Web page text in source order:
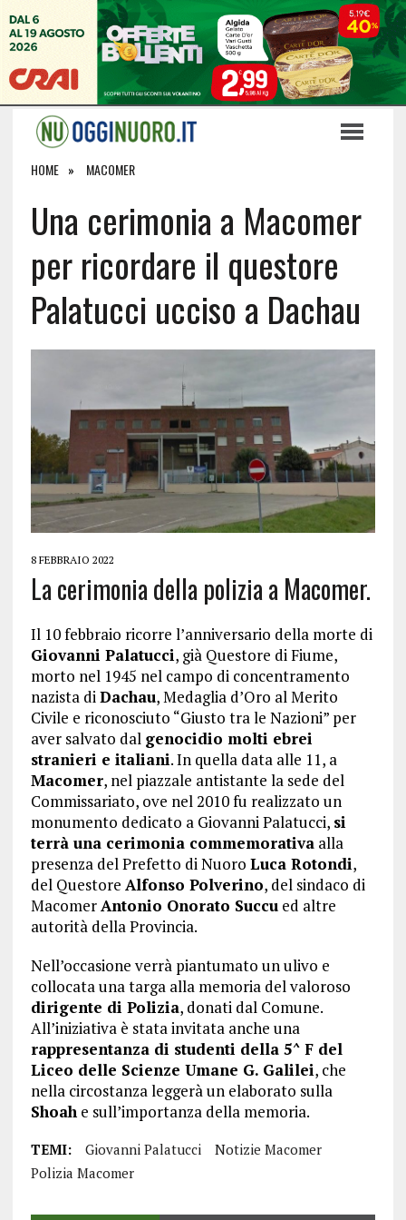
HOME MACOMER
Una cerimonia a Macomer
per ricordare il questore
Palatucci ucciso a Dachau
8 FEBBRAIO 2022
La cerimonia della polizia a Macomer.
Il 10 febbraio ricorre l’anniversario della morte di
Giovanni Palatucci, già Questore di Fiume,
morto nel 1945 nel campo di concentramento
nazista diDachau, Medaglia d’Oro al Merito
Civile e riconosciuto “Giusto tra le Nazioni” per
aver salvato dal genocidio molti ebrei
stranieri e italiani. In quella data alle 11, a
Macomer, nel piazzale antistante la sede del
Commissariato, ove nel 2010 fu realizzato un
monumento dedicato a Giovanni Palatucci, si
terrà una cerimonia commemorativaalla
presenza del Prefetto di Nuoro Luca Rotondi,
del Questore Alfonso Polverino, del sindaco di
MacomerAntonio Onorato Succued altre
autorità della Provincia.
Nell’occasione verrà piantumato un ulivo e
collocata una targa alla memoria del valoroso
dirigente di Polizia, donati dal Comune.
All’iniziativa è stata invitata anche una
rappresentanza di studenti della 5^ F del
Liceo delle Scienze Umane G. Galilei, che
nella circostanza leggerà un elaborato sulla
Shoahe sull’importanza della memoria.
TEMI: Giovanni Palatucci
Notizie Macomer
Polizia Macomer